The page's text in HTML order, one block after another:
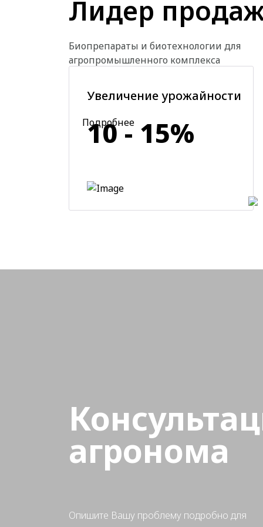
Лидер
Биопрепараты и биотехнологии для
агропромышленного комплекса
Подробнее
Увеличение урожайности
10 - 15%
агронома
Опишите Вашу проблему подробно для